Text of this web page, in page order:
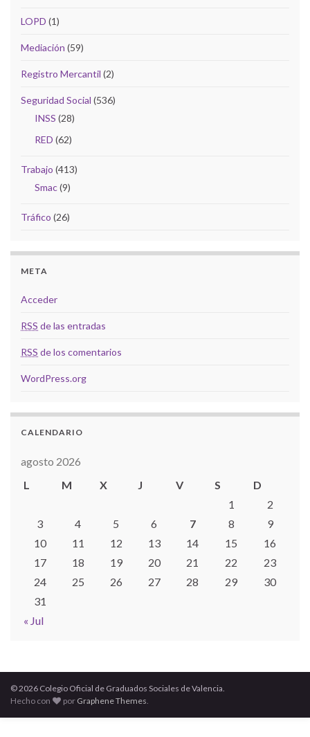
LOPD (1)
Mediación (59)
Registro Mercantil (2)
Seguridad Social (536)
INSS (28)
RED (62)
Trabajo (413)
Smac(9)
Tráfico (26)
META
Acceder
RSS de las entradas
RSS de los comentarios
WordPress.org
CALENDARIO
agosto 2026
L
M X J V S D
« Jul
1
2
3
4 5 6 7 8
9
10
11 12 13 14 15
16
17
18 19 20 21 22
23
24
25 26 27 28 29
30
31
© 2026 Colegio Oficial de Graduados Sociales de Valencia.
Hecho con
por Graphene Themes